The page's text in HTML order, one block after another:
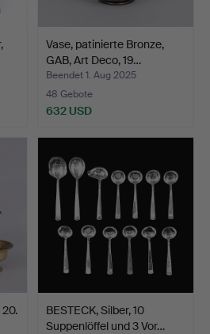
Vase, patinierte Bronze,
GAB, Art Deco, 19…
Beendet 1. Aug 2025
48 Gebote
632 USD
20.
BESTECK, Silber, 10
Suppenlöffel und 3 Vor…